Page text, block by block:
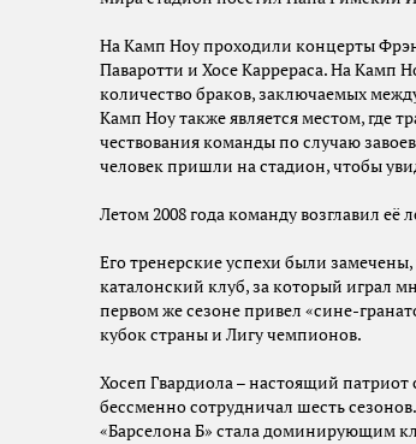
На Камп Ноу проходили концерты
Паваротти и Хосе Каррераса. На Камп
количество браков, заключаемых
Камп Ноу также является местом, где
чествования команды по случаю
человек пришли на стадион, чтобы
Летом 2008 года команду возглавил
Его тренерские успехи были
каталонский клуб, за который играл
первом же сезоне привел «сине-
кубок страны и Лигу чемпионов.
Хосеп Гвардиола – настоящий
бессменно сотрудничал шесть
«Барселона Б» стала доминирующим